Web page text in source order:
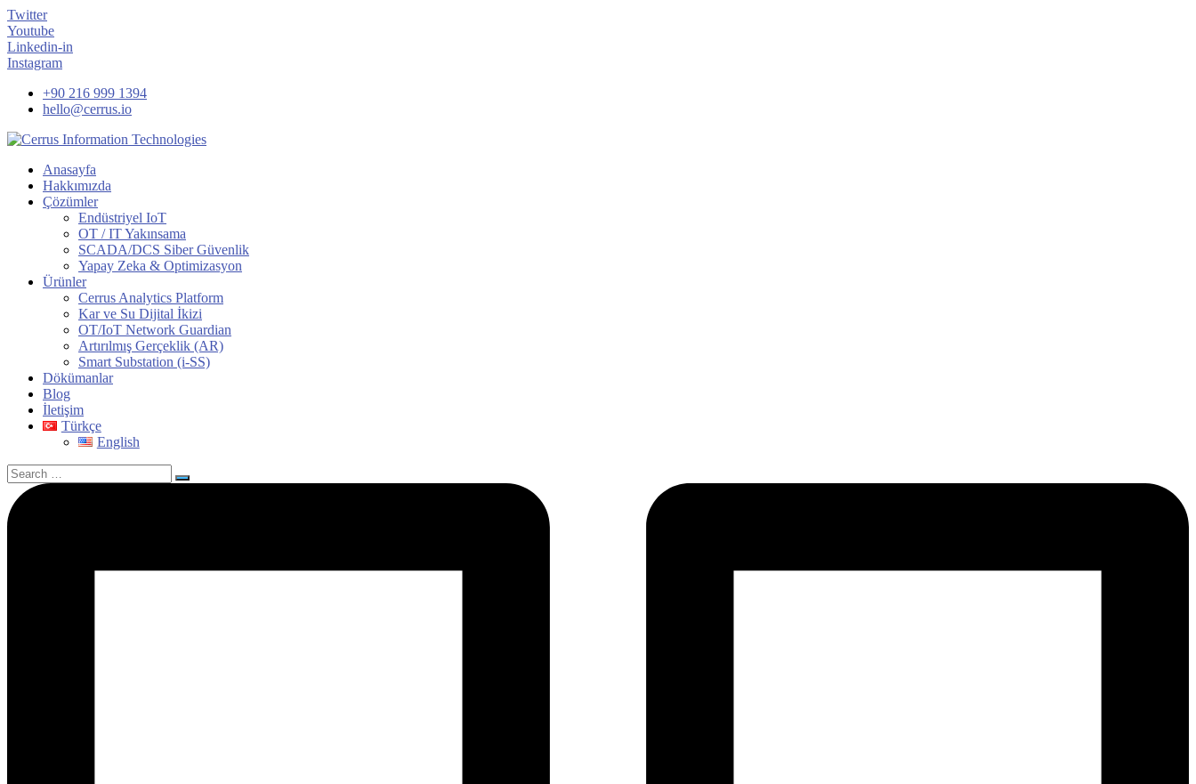
Twitter
Youtube
Linkedin-in
Instagram
+90 216 999 1394
hello@cerrus.io
Anasayfa
Hakkımızda
Çözümler
Endüstriyel IoT
OT / IT Yakınsama
SCADA/DCS Siber Güvenlik
Yapay Zeka & Optimizasyon
Ürünler
Cerrus Analytics Platform
Kar ve Su Dijital İkizi
OT/IoT Network Guardian
Artırılmış Gerçeklik (AR)
Smart Substation (i-SS)
Dökümanlar
Blog
İletişim
Türkçe
English
Search
for: